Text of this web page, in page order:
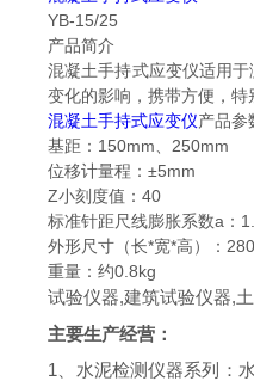
YB-15/25
产品简介
混凝土手持式应变仪适用
变化的影响，携带方便，
混凝土手持式应变仪产品参
基距：150mm、250mm
位移计量程：±5mm
Z小刻度值：40
标准针距尺线膨胀系数a：
外形尺寸（长*宽*高）：
重量：约0.8kg
试验仪器,建筑试验仪器,
主要生产经营：
1
、水泥检测仪器系列